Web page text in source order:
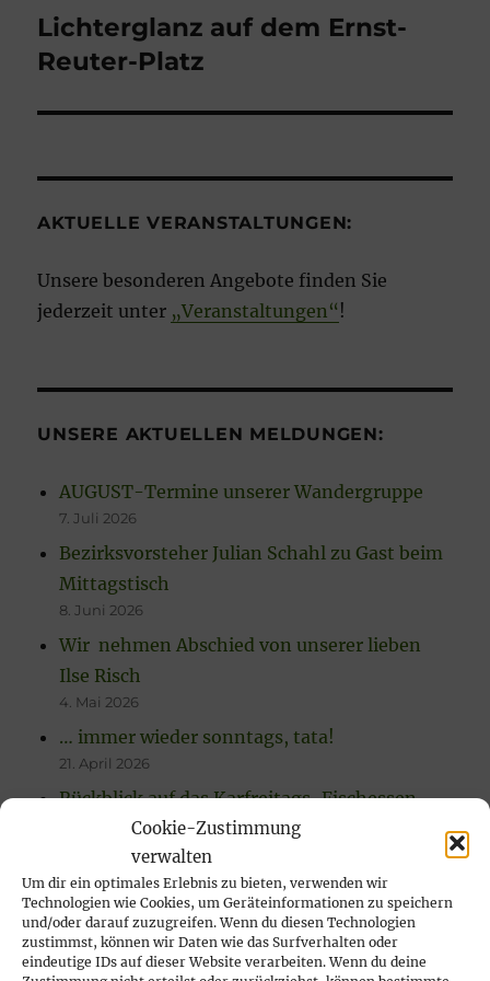
Cookie-Zustimmung
verwalten
Um dir ein optimales Erlebnis zu bieten, verwenden wir
Technologien wie Cookies, um Geräteinformationen zu speichern
und/oder darauf zuzugreifen. Wenn du diesen Technologien
zustimmst, können wir Daten wie das Surfverhalten oder
eindeutige IDs auf dieser Website verarbeiten. Wenn du deine
Lichterglanz auf dem Ernst-
Reuter-Platz
AKTUELLE VERANSTALTUNGEN:
Unsere besonderen Angebote finden Sie
jederzeit unter „Veranstaltungen“ !
UNSERE AKTUELLEN MELDUNGEN:
AUGUST-Termine unserer Wandergruppe
7. Juli 2026
Bezirksvorsteher Julian Schahl zu Gast beim
Mittagstisch
8. Juni 2026
Wir nehmen Abschied von unserer lieben
Ilse Risch
4. Mai 2026
… immer wieder sonntags, tata!
21. April 2026
Rückblick auf das Karfreitags-Fischessen
14. April 2026
Nachlese Rosenmontagsparty 2026: es
wurde gesungen, gelacht & geschunkelt!
23. Februar 2026